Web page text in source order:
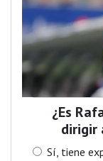
¿Es
dirigir
Sí, tiene